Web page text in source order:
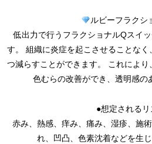
ルビーフラクシ
低出力で行うフラクショナルQスイ
す。 組織に炎症を起こさせることな
つ減らすことができます。 これにより
色むらの改善ができ、透明感の
●想定されるリ
赤み、熱感、痒み、痛み、湿疹、施
れ、凹凸、色素沈着などを生